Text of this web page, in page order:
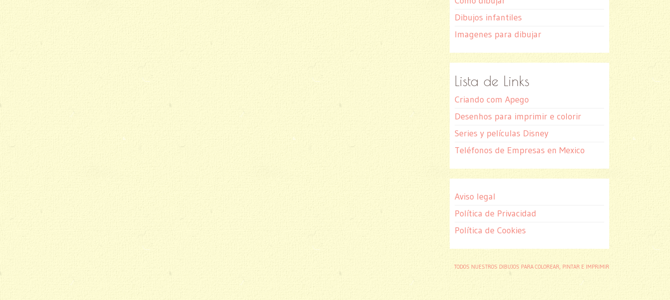
Dibujos infantiles
Imagenes para dibujar
Lista de Links
Criando com Apego
Desenhos para imprimir e colorir
Series y películas Disney
Teléfonos de Empresas en Mexico
Aviso legal
Política de Privacidad
Política de Cookies
TODOS NUESTROS DIBUJOS PARA COLOREAR, PINTAR E IMPRIMIR